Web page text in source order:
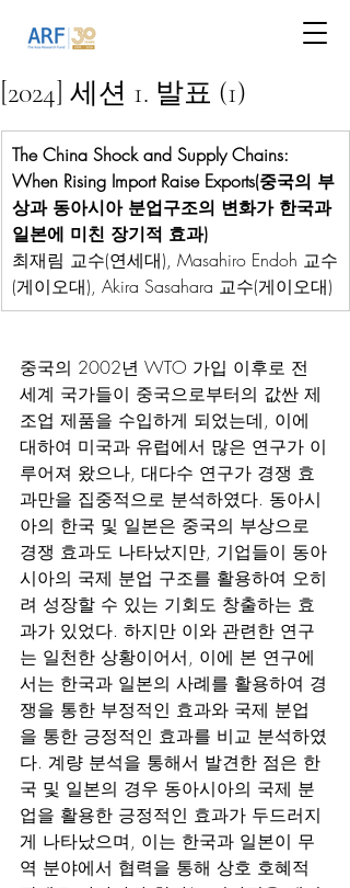
[2024] 세션 1. 발표 (1)
The China Shock and Supply Chains:
When Rising Import Raise Exports(중국의 부
상과 동아시아 분업구조의 변화가 한국과
일본에 미친 장기적 효과)
최재림 교수(연세대), Masahiro Endoh 교수
(게이오대), Akira Sasahara 교수(게이오대)
중국의 2002년 WTO 가입 이후로 전
세계 국가들이 중국으로부터의 값싼 제
조업 제품을 수입하게 되었는데, 이에
대하여 미국과 유럽에서 많은 연구가 이
루어져 왔으나, 대다수 연구가 경쟁 효
과만을 집중적으로 분석하였다. 동아시
아의 한국 및 일본은 중국의 부상으로
경쟁 효과도 나타났지만, 기업들이 동아
시아의 국제 분업 구조를 활용하여 오히
려 성장할 수 있는 기회도 창출하는 효
과가 있었다. 하지만 이와 관련한 연구
는 일천한 상황이어서, 이에 본 연구에
서는 한국과 일본의 사례를 활용하여 경
쟁을 통한 부정적인 효과와 국제 분업
을 통한 긍정적인 효과를 비교 분석하였
다. 계량 분석을 통해서 발견한 점은 한
국 및 일본의 경우 동아시아의 국제 분
업을 활용한 긍정적인 효과가 두드러지
게 나타났으며, 이는 한국과 일본이 무
역 분야에서 협력을 통해 상호 호혜적